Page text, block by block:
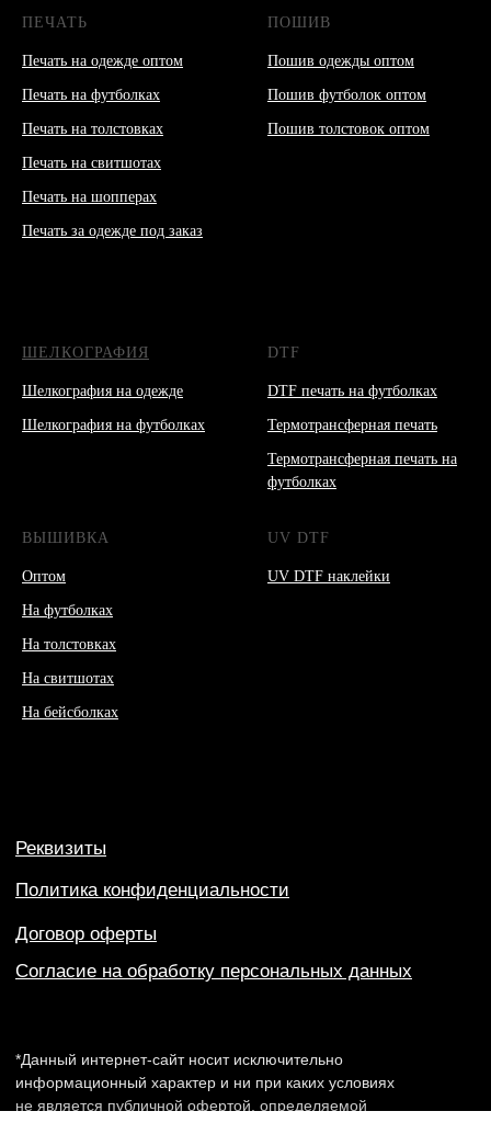
ПЕЧАТЬ
Печать на одежде оптом
Печать на футболках
Печать на толстовках
Печать на свитшотах
Печать на шопперах
Печать за одежде под заказ
ПОШИВ
Пошив одежды оптом
Пошив футболок оптом
Пошив толстовок оптом
ШЕЛКОГРАФИЯ
Шелкография на одежде
Шелкография на футболках
DTF
DTF печать на футболках
Термотрансферная печать
Термотрансферная печать на
футболках
ВЫШИВКА
Оптом
На футболках
На толстовках
На свитшотах
На бейсболках
UV DTF
UV DTF наклейки